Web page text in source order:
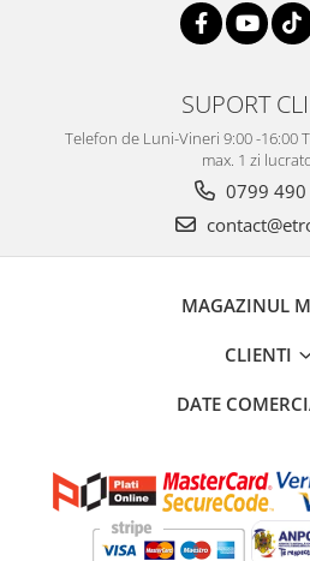
SUPORT
Telefon de Luni-Vineri 9:00 -16:00
max. 1 zi
0799 490
MAGAZINUL
CLIENTI
DATE